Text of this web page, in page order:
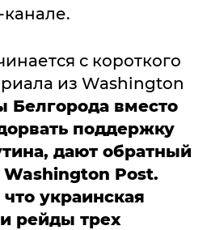
-канале.
с короткого
из Washington
Белгорода вместо
поддержку
дают обратный
Post.
украинская
рейды трех